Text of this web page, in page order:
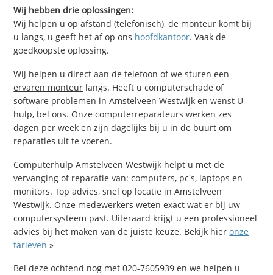
Wij hebben drie oplossingen:
Wij helpen u op afstand (telefonisch), de monteur komt bij
u langs, u geeft het af op ons hoofdkantoor. Vaak de
goedkoopste oplossing.
Wij helpen u direct aan de telefoon of we sturen een
ervaren monteur langs. Heeft u computerschade of
software problemen in Amstelveen Westwijk en wenst U
hulp, bel ons. Onze computerreparateurs werken zes
dagen per week en zijn dagelijks bij u in de buurt om
reparaties uit te voeren.
Computerhulp Amstelveen Westwijk helpt u met de
vervanging of reparatie van: computers, pc's, laptops en
monitors. Top advies, snel op locatie in Amstelveen
Westwijk. Onze medewerkers weten exact wat er bij uw
computersysteem past. Uiteraard krijgt u een professioneel
advies bij het maken van de juiste keuze. Bekijk hieronze
tarieven »
Bel deze ochtend nog met 020-7605939 en we helpen u